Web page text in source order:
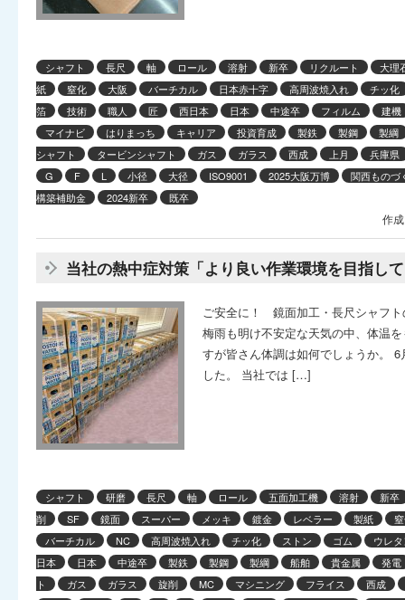
シャフト 長尺 軸 ロール 溶射 新卒 リクルート
大理
紙
窒化 大阪 バーチカル 日本赤十字 高周波焼入れ
チッ化
箔
技術 職人 匠 西日本 日本 中途卒 フィルム
建機
マイナビ
はりまっち キャリア 投資育成 製鉄 製鋼
製綱
シャフト
タービンシャフト ガス ガラス 西成 上月
兵庫県
G
F L 小径 大径 ISO9001 2025大阪万博
関西ものづ
構築補助金
2024新卒 既卒
作
当社の熱中症対策「より良い作業環境を目指し
ご安全に！ 鏡面加工・長尺シャフ
梅雨も明け不安定な天気の中、体温
すが皆さん体調は如何でしょうか。
した。 当社では […]
シャフト 研磨 長尺 軸 ロール 五面加工機 溶射
新卒
削
SF 鏡面 スーパー メッキ 鍍金 レベラー 製紙
バーチカル
NC 高周波焼入れ チッ化 ストン ゴム
ウレ
日本
日本 中途卒 製鉄 製鋼 製綱 船舶 貴金属
発電
ト
ガス ガラス 旋削 MC マシニング フライス
西成